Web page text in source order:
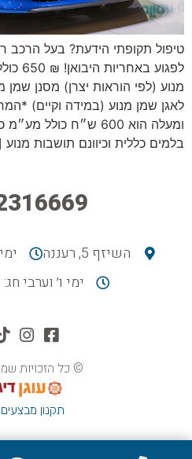
טיפול תקופתי הידעת? בעל הרכב
מנוע (לפי הוראות יצרן) מסנן שמן
ומעלה הוא 600 ש״ח
בלמים כללית וכיוונם תושבות
השיזף 5, רעננה
ימים
ימי ו׳ וערבי חג: 07:30 - 13:30
© כל הזכויות
תקנון מבצעים